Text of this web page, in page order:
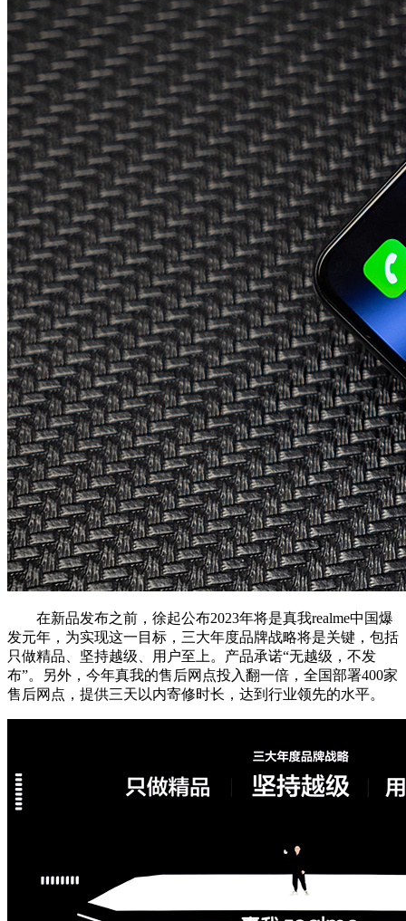
在新品发布之前，徐起公布2023年将是真我realme中国爆
发元年，为实现这一目标，三大年度品牌战略将是关键，包括
只做精品、坚持越级、用户至上。产品承诺“无越级，不发
布”。另外，今年真我的售后网点投入翻一倍，全国部署400家
售后网点，提供三天以内寄修时长，达到行业领先的水平。